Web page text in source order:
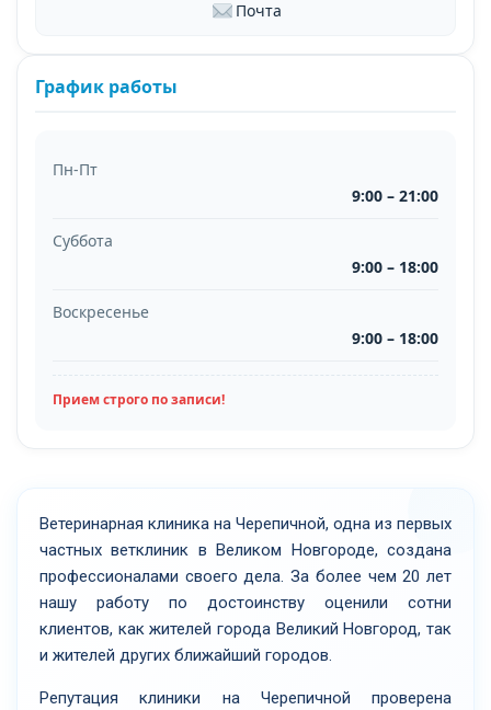
Почта
График работы
Пн-Пт
9:00 – 21:00
Суббота
9:00 – 18:00
Воскресенье
9:00 – 18:00
Прием строго по записи!
Ветеринарная клиника на Черепичной, одна из первых
частных ветклиник в Великом Новгороде, создана
профессионалами своего дела. За более чем 20 лет
нашу работу по достоинству оценили сотни
клиентов, как жителей города Великий Новгород, так
и жителей других ближайший городов.
Репутация клиники на Черепичной проверена